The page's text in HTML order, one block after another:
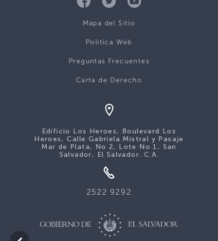
Mapa del Sitio
Politica Web
Preguntas Frecuentes
Carta de Derecho
Edificio Los Heroes, Boulevard Los
Heroes, Calle Gabriela Mistral y Pasaje
Mar de Plata, No 2, Lote No 1, San
Salvador, El Salvador. C.A.
2522 9292